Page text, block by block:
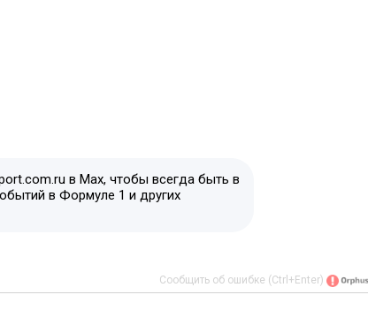
в Max, чтобы всегда быть в
в Формуле 1 и других
Сообщить об ошибке (Ctrl+Enter)